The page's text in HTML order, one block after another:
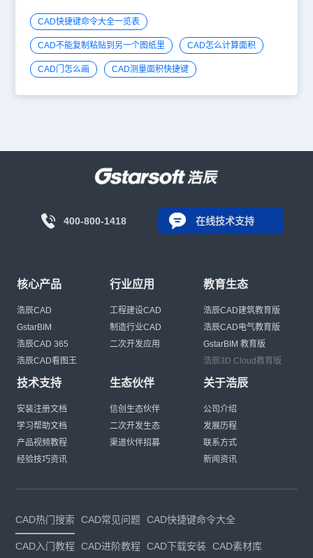
CAD快捷键命令大全一览表
CAD不能复制粘贴到另一个图纸里 CAD怎么计算面积
CAD门怎么画 CAD测量面积快捷键
400-800-1418 在线技术支持
核心产品
浩辰CAD
GstarBIM
浩辰CAD 365
浩辰CAD看图王
行业应用
工程建设CAD
制造行业CAD
二次开发应用
教育生态
浩辰CAD建筑教育版
浩辰CAD电气教育版
GstarBIM 教育版
浩辰3D Cloud教育版
技术支持
安装注册文档
学习帮助文档
产品视频教程
经验技巧资讯
生态伙伴
信创生态伙伴
二次开发生态
渠道伙伴招募
关于浩辰
公司介绍
发展历程
联系方式
新闻资讯
CAD热门搜索 CAD常见问题 CAD快捷键命令大全
CAD入门教程 CAD进阶教程 CAD下载安装 CAD素材库